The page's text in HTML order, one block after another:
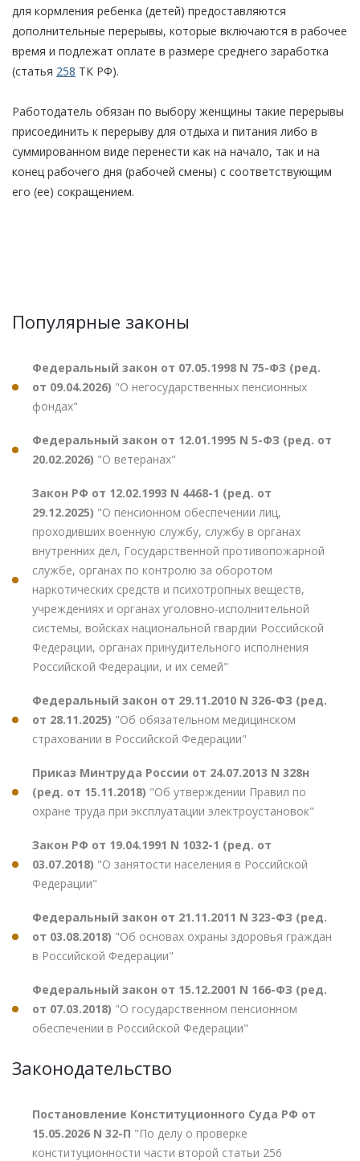
для кормления ребенка (детей) предоставляются
дополнительные перерывы, которые включаются в рабочее
время и подлежат оплате в размере среднего заработка
(статья 258 ТК РФ).
Работодатель обязан по выбору женщины такие перерывы
присоединить к перерыву для отдыха и питания либо в
суммированном виде перенести как на начало, так и на
конец рабочего дня (рабочей смены) с соответствующим
его (ее) сокращением.
Популярные законы
Федеральный закон от 07.05.1998 N 75-ФЗ (ред.
от 09.04.2026) "О негосударственных пенсионных
фондах"
Федеральный закон от 12.01.1995 N 5-ФЗ (ред. от
20.02.2026) "О ветеранах"
Закон РФ от 12.02.1993 N 4468-1 (ред. от
29.12.2025) "О пенсионном обеспечении лиц,
проходивших военную службу, службу в органах
внутренних дел, Государственной противопожарной
службе, органах по контролю за оборотом
наркотических средств и психотропных веществ,
учреждениях и органах уголовно-исполнительной
системы, войсках национальной гвардии Российской
Федерации, органах принудительного исполнения
Российской Федерации, и их семей"
Федеральный закон от 29.11.2010 N 326-ФЗ (ред.
от 28.11.2025) "Об обязательном медицинском
страховании в Российской Федерации"
Приказ Минтруда России от 24.07.2013 N 328н
(ред. от 15.11.2018) "Об утверждении Правил по
охране труда при эксплуатации электроустановок"
Закон РФ от 19.04.1991 N 1032-1 (ред. от
03.07.2018) "О занятости населения в Российской
Федерации"
Федеральный закон от 21.11.2011 N 323-ФЗ (ред.
от 03.08.2018) "Об основах охраны здоровья граждан
в Российской Федерации"
Федеральный закон от 15.12.2001 N 166-ФЗ (ред.
от 07.03.2018) "О государственном пенсионном
обеспечении в Российской Федерации"
Законодательство
Постановление Конституционного Суда РФ от
15.05.2026 N 32-П "По делу о проверке
конституционности части второй статьи 256